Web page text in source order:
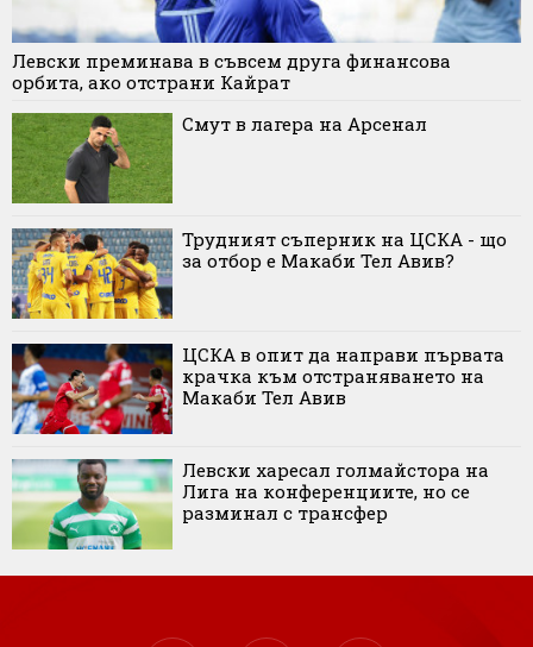
Левски преминава в съвсем друга финансова
орбита, ако отстрани Кайрат
Смут в лагера на Арсенал
Трудният съперник на ЦСКА - що
за отбор е Макаби Тел Авив?
ЦСКА в опит да направи първата
крачка към отстраняването на
Макаби Тел Авив
Левски харесал голмайстора на
Лига на конференциите, но се
разминал с трансфер